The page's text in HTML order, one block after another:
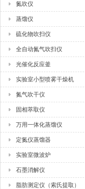
氮吹仪
蒸馏仪
硫化物吹扫仪
全自动氮气吹扫仪
光催化反应釜
实验室小型喷雾干燥机
氮气吹干仪
固相萃取仪
万用一体化蒸馏仪
定氮仪蒸馏器
实验室微波炉
石墨消解仪
脂肪测定仪（索氏提取）